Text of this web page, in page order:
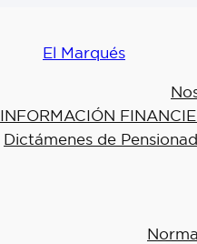
El Marqués
INFORMACIÓN
Dictámenes de